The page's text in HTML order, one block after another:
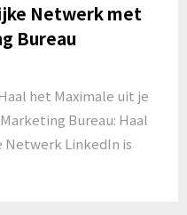
Netwerk met
Bureau
het Maximale uit je
Bureau: Haal
Netwerk LinkedIn is